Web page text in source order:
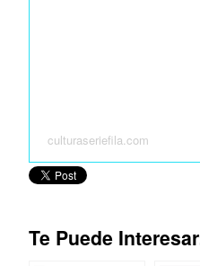
culturaseriefila.com
Te Puede